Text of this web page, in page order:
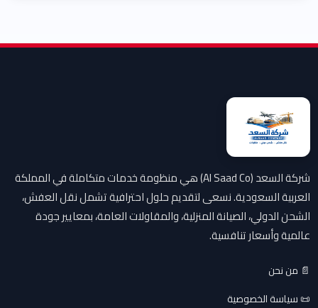
شركة السعد (Al Saad Co) هي منظومة خدمات متكاملة في المملكة
العربية السعودية. نسعى لتقديم حلول احترافية تشمل نقل العفش،
الشحن الدولي، الصيانة المنزلية، والمقاولات العامة، بمعايير جودة
عالمية وأسعار تنافسية.
📄 من نحن
📜 سياسة الخصوصية